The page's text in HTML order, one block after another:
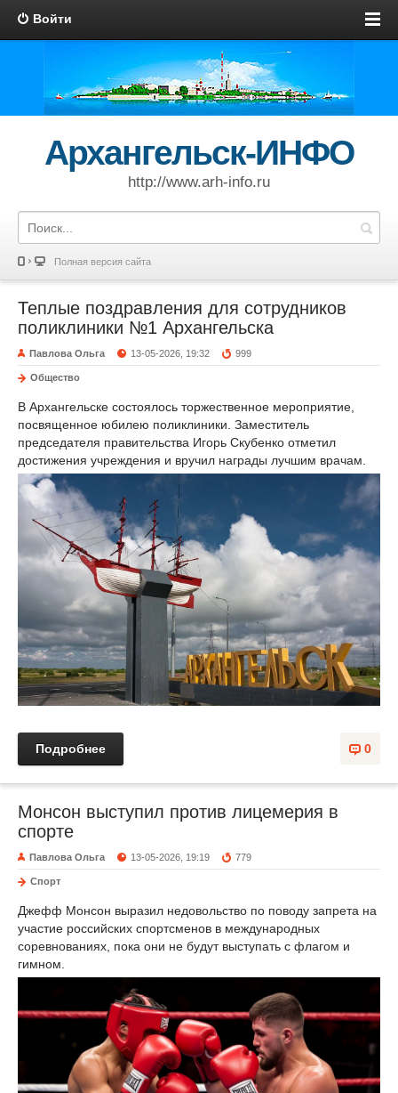
Войти
Архангельск-ИНФО
http://www.arh-info.ru
Полная версия сайта
Теплые поздравления для сотрудников
поликлиники №1 Архангельска
Павлова Ольга 13-05-2026, 19:32 999
Общество
В Архангельске состоялось торжественное мероприятие,
посвященное юбилею поликлиники. Заместитель
председателя правительства Игорь Скубенко отметил
достижения учреждения и вручил награды лучшим врачам.
0
Подробнее
Монсон выступил против лицемерия в
спорте
Павлова Ольга 13-05-2026, 19:19 779
Спорт
Джефф Монсон выразил недовольство по поводу запрета на
участие российских спортсменов в международных
соревнованиях, пока они не будут выступать с флагом и
гимном.